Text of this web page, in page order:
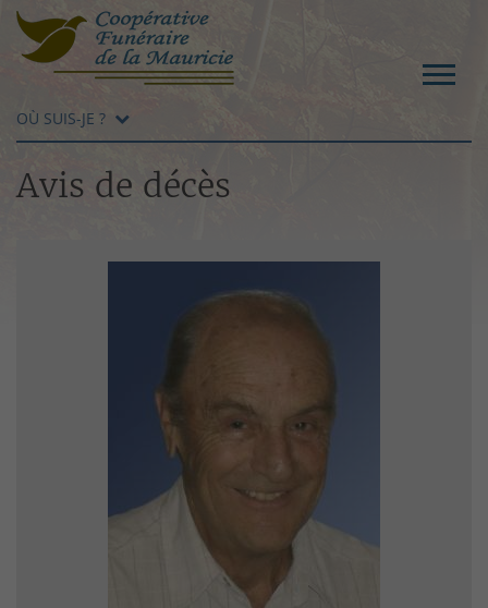
OÙ SUIS-JE ?
Avis de décès